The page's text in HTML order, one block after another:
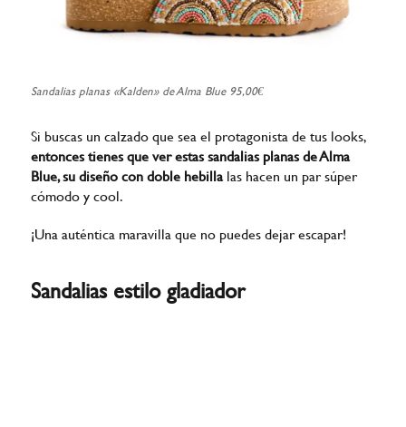
Sandalias planas «Kalden» de Alma Blue 95,00€
Si buscas un calzado que sea el protagonista de tus looks,
entonces tienes que ver estas sandalias planas de Alma
Blue, su diseño con doble hebillalas hacen un par súper
cómodo y cool.
¡Una auténtica maravilla que no puedes dejar escapar!
Sandalias estilo gladiador